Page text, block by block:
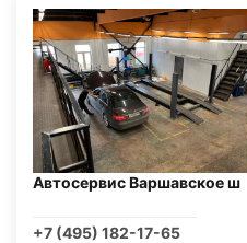
Автосервис Варшавское ш
+7 (495) 182-17-65